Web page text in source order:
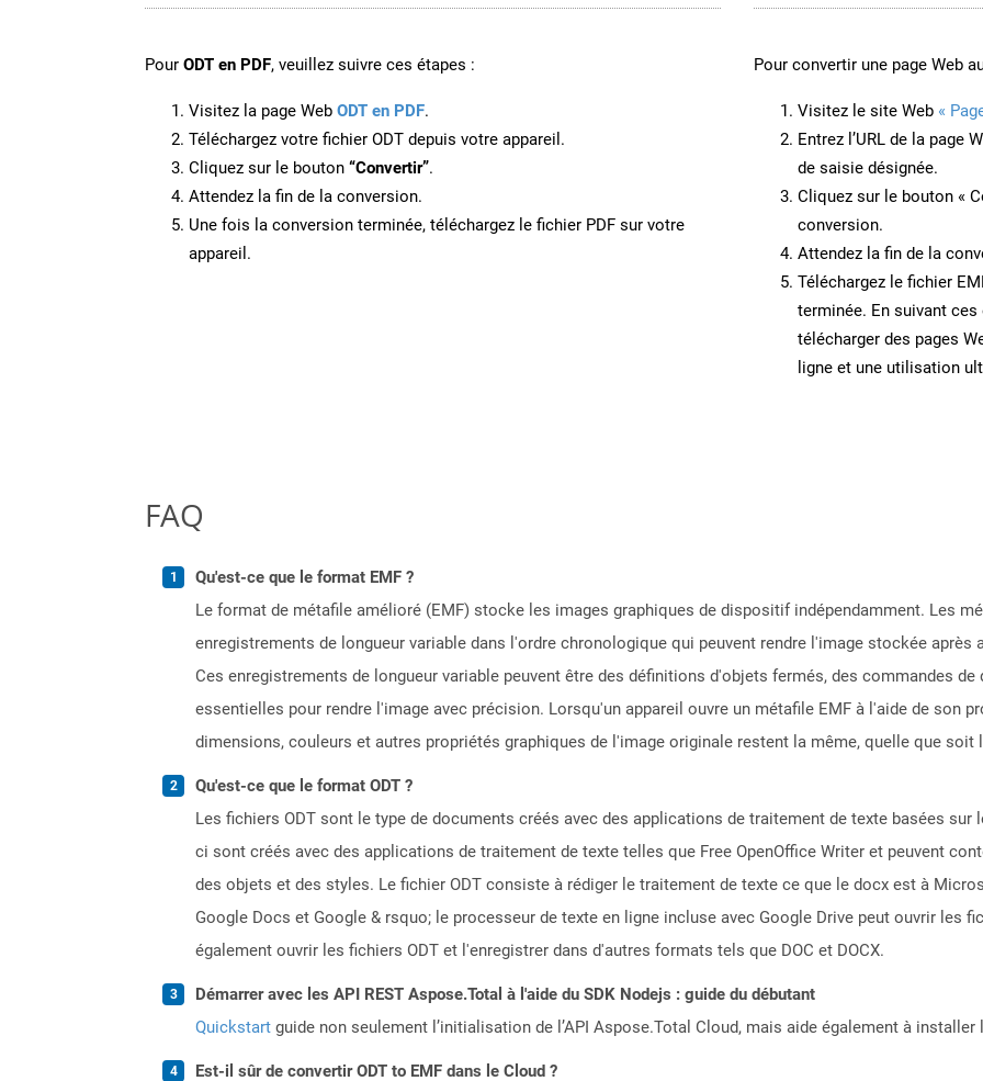
Pour ODT en PDF, veuillez suivre ces étapes :
Visitez la page Web ODT en PDF.
Téléchargez votre fichier ODT depuis votre appareil.
Cliquez sur le bouton “Convertir”.
Attendez la fin de la conversion.
Une fois la conversion terminée, téléchargez le fichier PDF sur votre
appareil.
Pour convertir une page Web
Visitez le site Web «
Entrez l’URL de la page
de saisie désignée.
Cliquez sur le bouton «
conversion.
Attendez la fin de la
Téléchargez le fichier
terminée. En suivant
télécharger des pages
ligne et une utilisation
FAQ
Qu'est-ce que le format EMF ?
Le format de métafile amélioré (EMF) stocke les images graphiques de dispositif indépendamment. Les
enregistrements de longueur variable dans l'ordre chronologique qui peuvent rendre l'image stockée
Ces enregistrements de longueur variable peuvent être des définitions d'objets fermés, des commandes
essentielles pour rendre l'image avec précision. Lorsqu'un appareil ouvre un métafile EMF à l'aide de son
dimensions, couleurs et autres propriétés graphiques de l'image originale restent la même, quelle que
Qu'est-ce que le format ODT ?
Les fichiers ODT sont le type de documents créés avec des applications de traitement de texte basées sur
ci sont créés avec des applications de traitement de texte telles que Free OpenOffice Writer et peuvent
des objets et des styles. Le fichier ODT consiste à rédiger le traitement de texte ce que le docx est à
Google Docs et Google & rsquo; le processeur de texte en ligne incluse avec Google Drive peut ouvrir les
également ouvrir les fichiers ODT et l'enregistrer dans d'autres formats tels que DOC et DOCX.
Démarrer avec les API REST Aspose.Total à l'aide du SDK Nodejs : guide du débutant
Quickstart guide non seulement l’initialisation de l’API Aspose.Total Cloud, mais aide également à
Est-il sûr de convertir ODT to EMF dans le Cloud ?